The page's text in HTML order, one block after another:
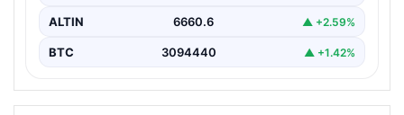
ALTIN 6660.6 ▲ +2.59%
BTC 3094440 ▲ +1.42%